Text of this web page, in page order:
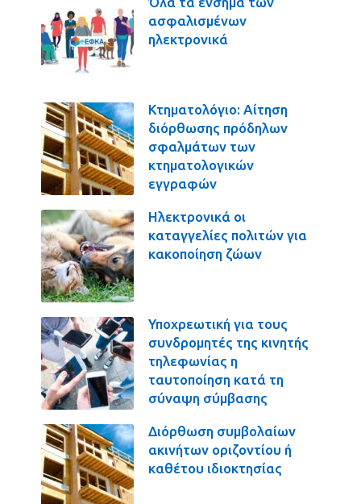
ασφαλισμένων
ηλεκτρονικά
Κτηματολόγιο: Αίτηση
διόρθωσης πρόδηλων
σφαλμάτων των
κτηματολογικών
εγγραφών
Ηλεκτρονικά οι
καταγγελίες πολιτών για
κακοποίηση ζώων
Υποχρεωτική για τους
συνδρομητές της κινητής
τηλεφωνίας η
ταυτοποίηση κατά τη
σύναψη σύμβασης
Διόρθωση συμβολαίων
ακινήτων οριζοντίου ή
καθέτου ιδιοκτησίας